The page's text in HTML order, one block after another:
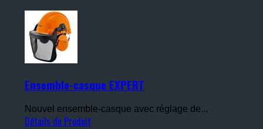
Ensemble-casque EXPERT
Nouvel ensemble-casque avec réglage de...
Détails du Produit